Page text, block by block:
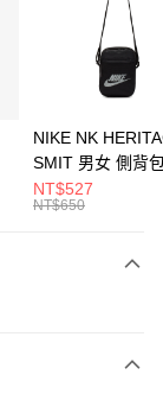
NIKE NK
SMIT 男女 側背
BA5871010
NT$527
NT$650